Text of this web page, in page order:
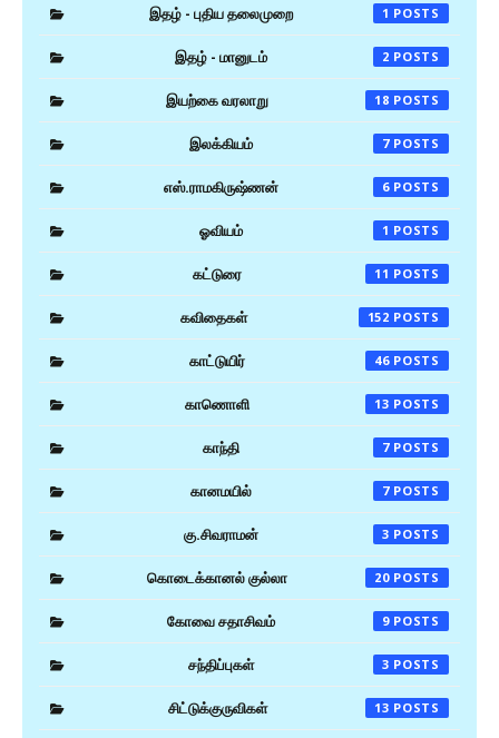
இதழ் - புதிய தலைமுறை 1
இதழ் - மானுடம் 2
இயற்கை வரலாறு 18
இலக்கியம் 7
எஸ்.ராமகிருஷ்ணன் 6
ஓவியம் 1
கட்டுரை 11
கவிதைகள் 152
காட்டுயிர் 46
காணொளி 13
காந்தி 7
கானமயில் 7
கு.சிவராமன் 3
கொடைக்கானல் குல்லா 20
கோவை சதாசிவம் 9
சந்திப்புகள் 3
சிட்டுக்குருவிகள் 13